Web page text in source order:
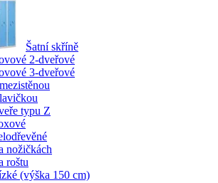
Šatní skříně
2-dveřové
3-dveřové
typu Z
nožičkách
roštu
(výška 150 cm)